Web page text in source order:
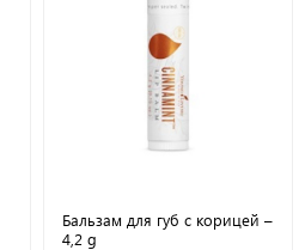
Бальзам для губ с корицей –
4,2 g